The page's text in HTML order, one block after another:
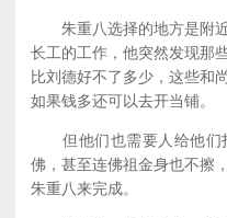
朱重八选择的地方是附近
长工的工作，他突然发现那
比刘德好不了多少，这些和
如果钱多还可以去开当铺。
但他们也需要人给他们
佛，甚至连佛祖金身也不擦
朱重八来完成。